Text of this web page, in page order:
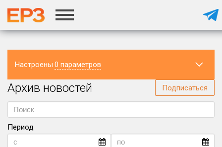
Настроены 0 параметров
Регион
Архив новостей Подписаться
Период